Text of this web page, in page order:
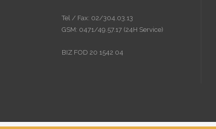
Tel / Fax: 02/304.03.13
GSM: 0471/49.57.17 (24H Service)
BIZ FOD 20 1542 04